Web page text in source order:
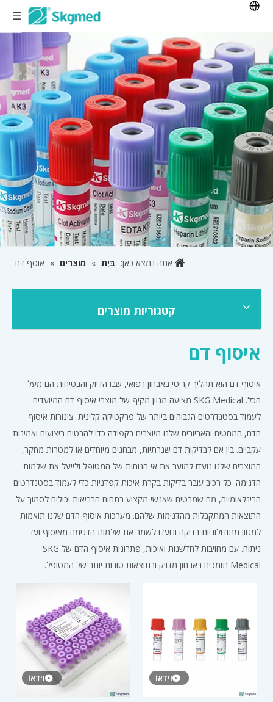
אתה נמצא כאן: בַּיִת » מוצרים » אוסף דם
קטגוריות מוצרים
איסוף דם
איסוף דם הוא תהליך קריטי באבחון רפואי, שבו הדיוק והבטיחות הם מעל
הכל. SKG Medical מציעה מגוון מקיף של מוצרי איסוף דם המיועדים
לעמוד בסטנדרטים הגבוהים ביותר של פרקטיקה קלינית. צינורות איסוף
הדם, המחטים והאביזרים שלנו מיוצרים בקפידה כדי להבטיח ביצועים ואמינות
עקביים. בין אם לבדיקות דם שגרתיות, מבחנים מיוחדים או למטרות מחקר,
המוצרים שלנו נועדו למזער את אי הנוחות של המטופל ולייעל את שלמות
הדגימה. כל רכיב עובר בדיקות בקרת איכות קפדניות כדי לעמוד בסטנדרטים
הבינלאומיים, מה שמבטיח שאנשי מקצוע בתחום הבריאות יכולים לסמוך על
התוצאות המתקבלות מהדגימות שלהם. מערכות איסוף הדם שלנו תואמות
למגוון מתודולוגיות בדיקה ונועדו לשמר את שלמות הדגימה מאיסוף ועד
ניתוח. עם מחויבות לחדשנות ואיכות, פתרונות איסוף הדם של SKG
Medical תומכים באבחון מדויק ובתוצאות טובות יותר של המטופל.
וִידֵאוֹ וִידֵאוֹ